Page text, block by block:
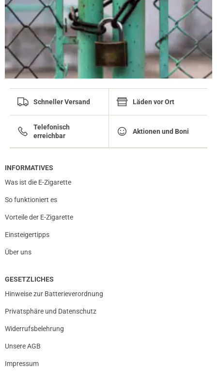
Schneller Versand Läden vor Ort
Telefonisch
erreichbar
Aktionen und Boni
INFORMATIVES
Was ist die E-Zigarette
So funktioniert es
Vorteile der E-Zigarette
Einsteigertipps
Über uns
GESETZLICHES
Hinweise zur Batterieverordnung
Privatsphäre und Datenschutz
Widerrufsbelehrung
Unsere AGB
Impressum